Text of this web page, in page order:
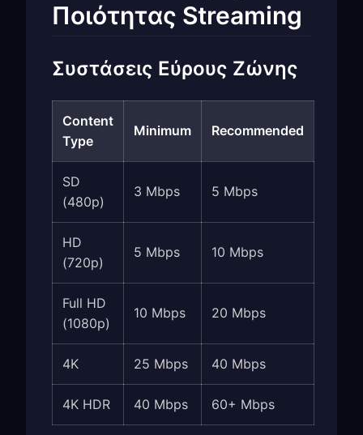
Ποιότητας Streaming
Συστάσεις Εύρους Ζώνης
Content
Type
Minimum Recommended
SD
(480p)
3 Mbps 5 Mbps
HD
(720p)
5 Mbps 10 Mbps
Full HD
(1080p)
10 Mbps 20 Mbps
4K 25 Mbps 40 Mbps
4K HDR 40 Mbps 60+ Mbps